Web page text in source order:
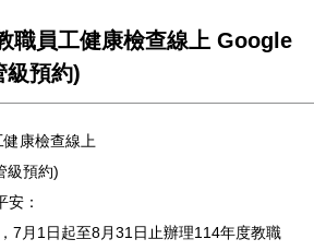
職員工健康檢查線上 Google
級預約)
康檢查線上
級預約)
：
7月1日起至8月31日止辦理114年度教職